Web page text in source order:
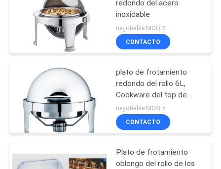
CONTROL
CALIDAD
ÉNTRENOS
CONTACTO
CON
NOTICIAS
Estufa de cocinar
china
Hornos eléctricos
de la hornada
redondo del acero
inoxidable
negotiable MOQ:2
CONTACTO
plato de frotamiento
redondo del rollo 6L,
Cookware del top de
rollo de acero inoxidable
negotiable MOQ:5
CONTACTO
Plato de frotamiento
oblongo del rollo de los